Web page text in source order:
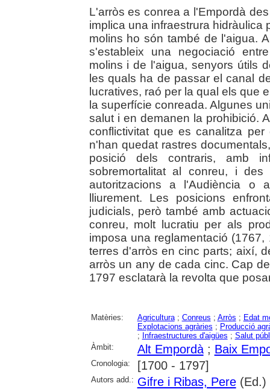
L'arròs es conrea a l'Empordà
implica una infraestrura hidràulica
molins ho són també de l'aigua.
s'estableix una negociació
molins i de l'aigua, senyors útils
les quals ha de passar el canal
lucratives, raó per la qual els que
la superfície conreada. Algunes
salut i en demanen la prohibició.
conflictivitat que es canalitza per
n'han quedat rastres
posició dels contraris, amb
sobremortalitat al conreu, i
autoritzacions a l'Audiència o
lliurement. Les posicions
judicials, però també amb
conreu, molt lucratiu per als
imposa una reglamentació
terres d'arròs en cinc parts; així,
arròs un any de cada cinc. Cap
1797 esclatarà la revolta que
Matèries: Agricultura; Conreus ; Arròs ; Edat
Explotacions agràries ; Producció
; Infraestructures d'aigües ; Salut
Àmbit:
Alt Empordà; Baix
Cronologia: [1700 - 1797]
Autors add.: Gifre i Ribas, Pere(Ed.)